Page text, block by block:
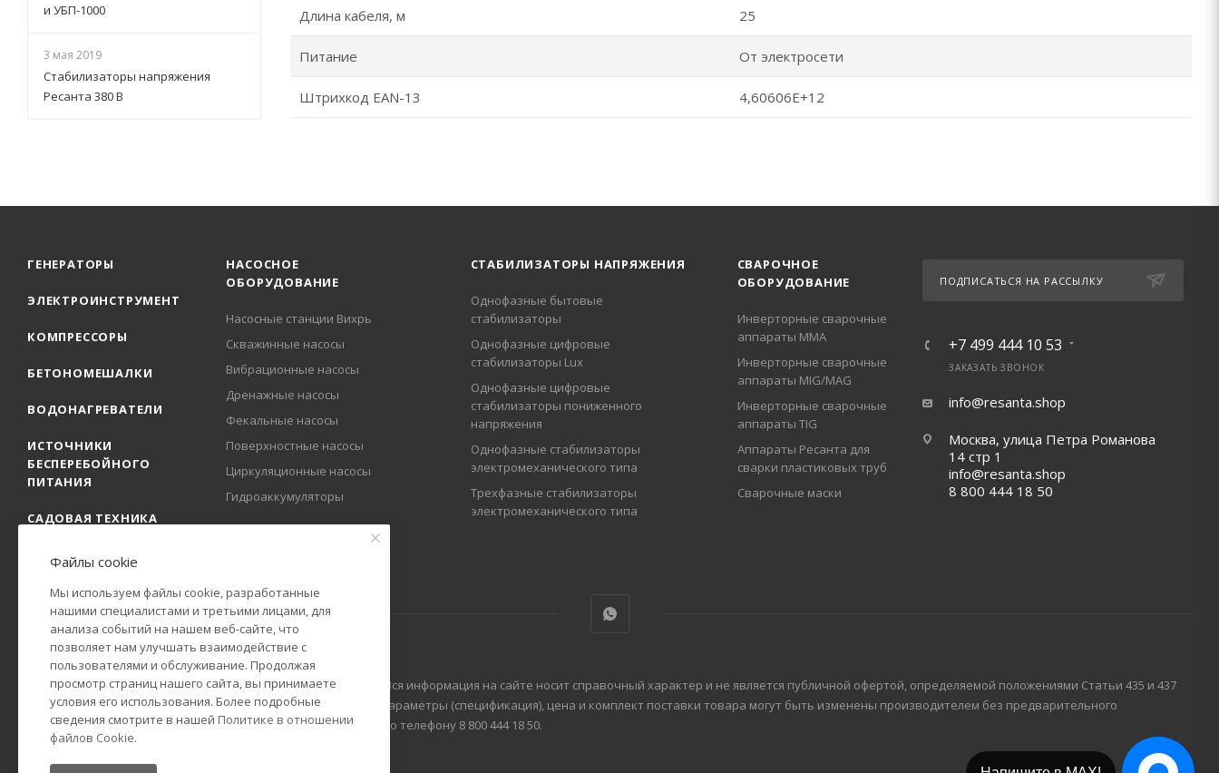
Длина кабеля, м 25
Питание От электросети
Штрихкод EAN-13 4,60606E+12
и УБП-1000
3 мая 2019
Стабилизаторы напряжения
Ресанта 380 В
ГЕНЕРАТОРЫ
ЭЛЕКТРОИНСТРУМЕНТ
КОМПРЕССОРЫ
БЕТОНОМЕШАЛКИ
ВОДОНАГРЕВАТЕЛИ
ИСТОЧНИКИ
БЕСПЕРЕБОЙНОГО
ПИТАНИЯ
САДОВАЯ ТЕХНИКА
НАСОСНОЕ
ОБОРУДОВАНИЕ
Насосные станции Вихрь
Скважинные насосы
Вибрационные насосы
Дренажные насосы
Фекальные насосы
Поверхностные насосы
Циркуляционные насосы
Гидроаккумуляторы
СТАБИЛИЗАТОРЫ НАПРЯЖЕНИЯ
Однофазные бытовые
стабилизаторы
Однофазные цифровые
стабилизаторы Lux
Однофазные цифровые
стабилизаторы пониженного
напряжения
Однофазные стабилизаторы
электромеханического типа
Трехфазные стабилизаторы
электромеханического типа
СВАРОЧНОЕ
ОБОРУДОВАНИЕ
Инверторные сварочные
аппараты ММА
Инверторные сварочные
аппараты MIG/MAG
Инверторные сварочные
аппараты TIG
Аппараты Ресанта для
сварки пластиковых труб
Сварочные маски
ПОДПИСАТЬСЯ НА РАССЫЛКУ
+7 499 444 10 53
ЗАКАЗАТЬ ЗВОНОК
info@resanta.shop
Москва, улица Петра Романова
14 стр 1
info@resanta.shop
8 800 444 18 50
2009-2025 © Официальный представитель РЕСАНТА в России. Вся информация на сайте носит справочный характер и не является публичной офертой, определяемой положениями Статьи 435 и 437
Гражданского кодекса Российской Федерации. Технические параметры (спецификация), цена и комплект поставки товара могут быть изменены производителем без предварительного
уведомления. Уточняйте информацию у наших менеджеров по телефону 8 800 444 18 50.
Файлы cookie
Мы используем файлы cookie, разработанные
нашими специалистами и третьими лицами, для
анализа событий на нашем веб-сайте, что
позволяет нам улучшать взаимодействие с
пользователями и обслуживание. Продолжая
просмотр страниц нашего сайта, вы принимаете
условия его использования. Более подробные
сведения смотрите в нашей Политике в отношении
файлов Cookie.